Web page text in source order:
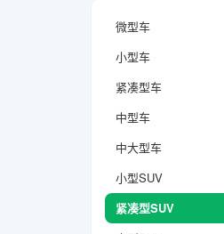
微型车
小型车
紧凑型车
中型车
中大型车
小型SUV
紧凑型SUV